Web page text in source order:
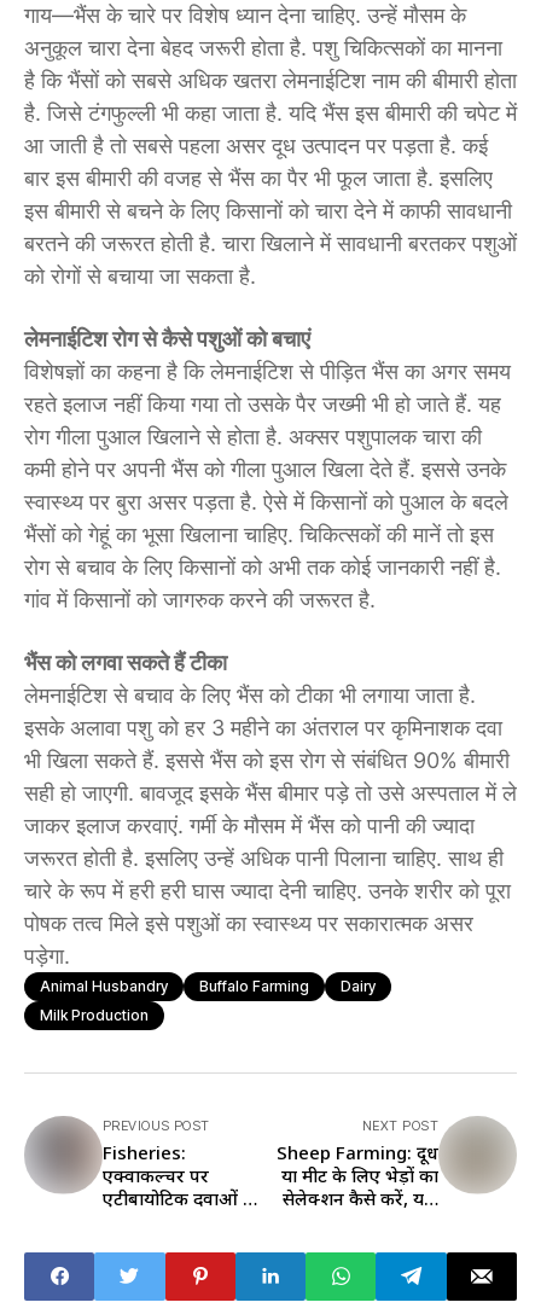
गाय—भैंस के चारे पर विशेष ध्यान देना चाहिए. उन्हें मौसम के
अनुकूल चारा देना बेहद जरूरी होता है. पशु चिकित्सकों का मानना
है कि भैंसों को सबसे अधिक खतरा लेमनाईटिश नाम की बीमारी होता
है. जिसे टंगफुल्ली भी कहा जाता है. यदि भैंस इस बीमारी की चपेट में
आ जाती है तो सबसे पहला असर दूध उत्पादन पर पड़ता है. कई
बार इस बीमारी की वजह से भैंस का पैर भी फूल जाता है. इसलिए
इस बीमारी से बचने के लिए किसानों को चारा देने में काफी सावधानी
बरतने की जरूरत होती है. चारा खिलाने में सावधानी बरतकर पशुओं
को रोगों से बचाया जा सकता है.
लेमनाईटिश रोग से कैसे पशुओं को बचाएं
विशेषज्ञों का कहना है कि लेमनाईटिश से पीड़ित भैंस का अगर समय
रहते इलाज नहीं किया गया तो उसके पैर जख्मी भी हो जाते हैं. यह
रोग गीला पुआल खिलाने से होता है. अक्सर पशुपालक चारा की
कमी होने पर अपनी भैंस को गीला पुआल खिला देते हैं. इससे उनके
स्वास्थ्य पर बुरा असर पड़ता है. ऐसे में किसानों को पुआल के बदले
भैंसों को गेहूं का भूसा खिलाना चाहिए. चिकित्सकों की मानें तो इस
रोग से बचाव के लिए किसानों को अभी तक कोई जानकारी नहीं है.
गांव में किसानों को जागरुक करने की जरूरत है.
भैंस को लगवा सकते हैं टीका
लेमनाईटिश से बचाव के लिए भैंस को टीका भी लगाया जाता है.
इसके अलावा पशु को हर 3 महीने का अंतराल पर कृमिनाशक दवा
भी खिला सकते हैं. इससे भैंस को इस रोग से संबंधित 90% बीमारी
सही हो जाएगी. बावजूद इसके भैंस बीमार पड़े तो उसे अस्पताल में ले
जाकर इलाज करवाएं. गर्मी के मौसम में भैंस को पानी की ज्यादा
जरूरत होती है. इसलिए उन्हें अधिक पानी पिलाना चाहिए. साथ ही
चारे के रूप में हरी हरी घास ज्यादा देनी चाहिए. उनके शरीर को पूरा
पोषक तत्व मिले इसे पशुओं का स्वास्थ्य पर सकारात्मक असर
पड़ेगा.
Animal Husbandry Buffalo Farming
Dairy
Milk Production
PREVIOUS POST
Fisheries:
एक्वाकल्चर पर
एंटीबायोटिक दवाओं का
नुकसानदेय
NEXT POST
Sheep Farming: दूध
या मीट के लिए भेड़ों का
सेलेक्शन कैसे करें, यहां